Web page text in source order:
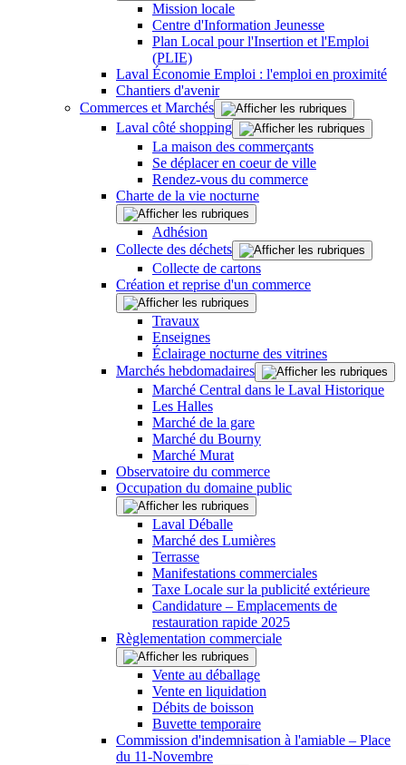
Mission locale
Centre d'Information Jeunesse
Plan Local pour l'Insertion et l'Emploi
(PLIE)
Laval Économie Emploi : l'emploi en proximité
Chantiers d'avenir
Commerces et Marchés
Laval côté shopping
La maison des commerçants
Se déplacer en coeur de ville
Rendez-vous du commerce
Charte de la vie nocturne
Adhésion
Collecte des déchets
Collecte de cartons
Création et reprise d'un commerce
Travaux
Enseignes
Éclairage nocturne des vitrines
Marchés hebdomadaires
Marché Central dans le Laval Historique
Les Halles
Marché de la gare
Marché du Bourny
Marché Murat
Observatoire du commerce
Occupation du domaine public
Laval Déballe
Marché des Lumières
Terrasse
Manifestations commerciales
Taxe Locale sur la publicité extérieure
Candidature – Emplacements de
restauration rapide 2025
Règlementation commerciale
Vente au déballage
Vente en liquidation
Débits de boisson
Buvette temporaire
Commission d'indemnisation à l'amiable – Place
du 11-Novembre